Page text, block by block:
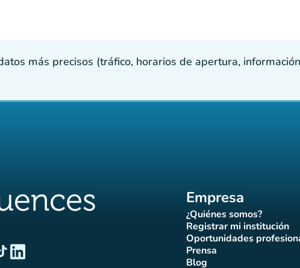
más precisos (tráfico, horarios de apertura,
pestaña)pestaña)
(nueva pestaña)
Empresa
¿Quiénes somos?
(nueva pestaña)
Registrar mi institución
(nueva
Oportunidades(nueva
Prensa(nueva pestaña)
Blog